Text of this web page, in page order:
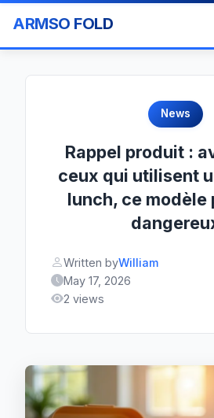
ARMSO FOLD
News
Rappel produit :
ceux qui utilisent
lunch, ce modèle
Written byWilliam
May 17, 2026
2 views